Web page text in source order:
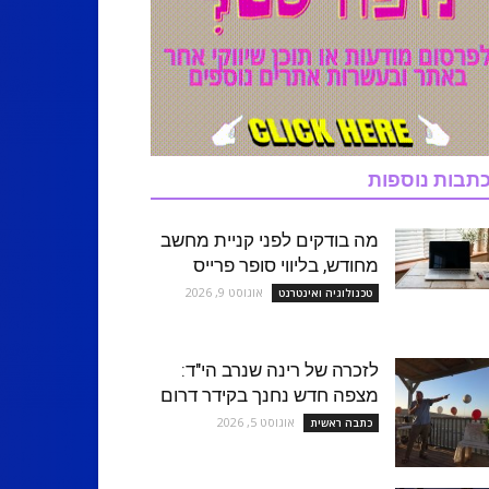
נוספות
מה בודקים לפני קניית מחשב
מחודש, בליווי סופר פרייס
טכנולוגיה ואינטרנט אוגוסט 9, 2026
לזכרה של רינה שנרב הי"ד:
מצפה חדש נחנך בקידר דרום
כתבה ראשית אוגוסט 5, 2026